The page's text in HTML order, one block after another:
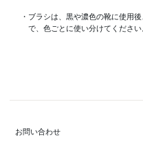
・ブラシは、黒や濃色の靴に使用
で、色ごとに使い分けてください
お問い合わせ